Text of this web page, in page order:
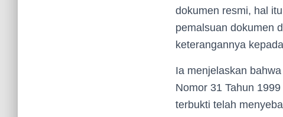
dokumen resmi, hal
pemalsuan dokumen
keterangannya
Ia menjelaskan
Nomor 31 Tahun
terbukti telah